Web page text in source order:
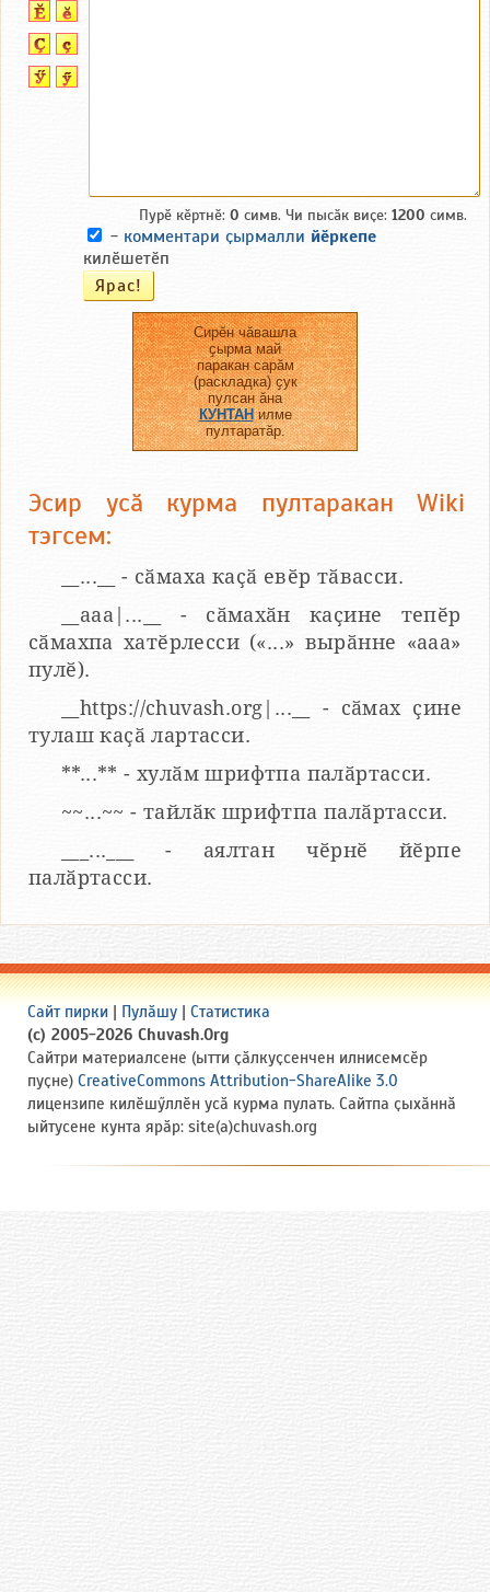
Пурӗ кӗртнӗ: 0 симв. Чи пысӑк виҫе: 1200 симв.
- комментари ҫырмалли йӗркепе
килӗшетӗп
Сирӗн чӑвашла
ҫырма май
паракан сарӑм
(раскладка) ҫук
пулсан ӑна
КУНТАНилме
пултаратӑр.
Эсир усӑ курма пултаракан Wiki
тэгсем:
__...__ - сӑмаха каҫӑ евӗр тӑвасси.
__aaa|...__ - сӑмахӑн каҫине тепӗр
сӑмахпа хатӗрлесси («...» вырӑнне «ааа»
пулӗ).
__https://chuvash.org|...__ - сӑмах ҫине
тулаш каҫӑ лартасси.
**...** - хулӑм шрифтпа палӑртасси.
~~...~~ - тайлӑк шрифтпа палӑртасси.
___...___ - аялтан чӗрнӗ йӗрпе
палӑртасси.
Сайт пирки | Пулӑшу | Статистика
(c) 2005-2026 Chuvash.Org
Сайтри материалсене (ытти ҫӑлкуҫсенчен илнисемсӗр
пуҫне) CreativeCommons Attribution-ShareAlike 3.0
лицензипе килӗшӳллӗн усӑ курма пулать. Сайтпа ҫыхӑннӑ
ыйтусене кунта ярӑр: site(a)chuvash.org